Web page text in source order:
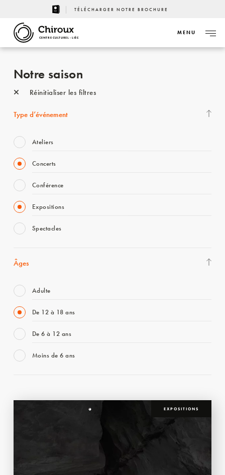
TÉLÉCHARGER NOTRE BROCHURE
CENTRE CULTUREL - LIÈGE
MENU
Notre saison
Réinitialiser les filtres
Type d’événement
Ateliers
Concerts
Conférence
Expositions
Spectacles
Âges
Adulte
De 12 à 18 ans
De 6 à 12 ans
Moins de 6 ans
EXPOSITIONS